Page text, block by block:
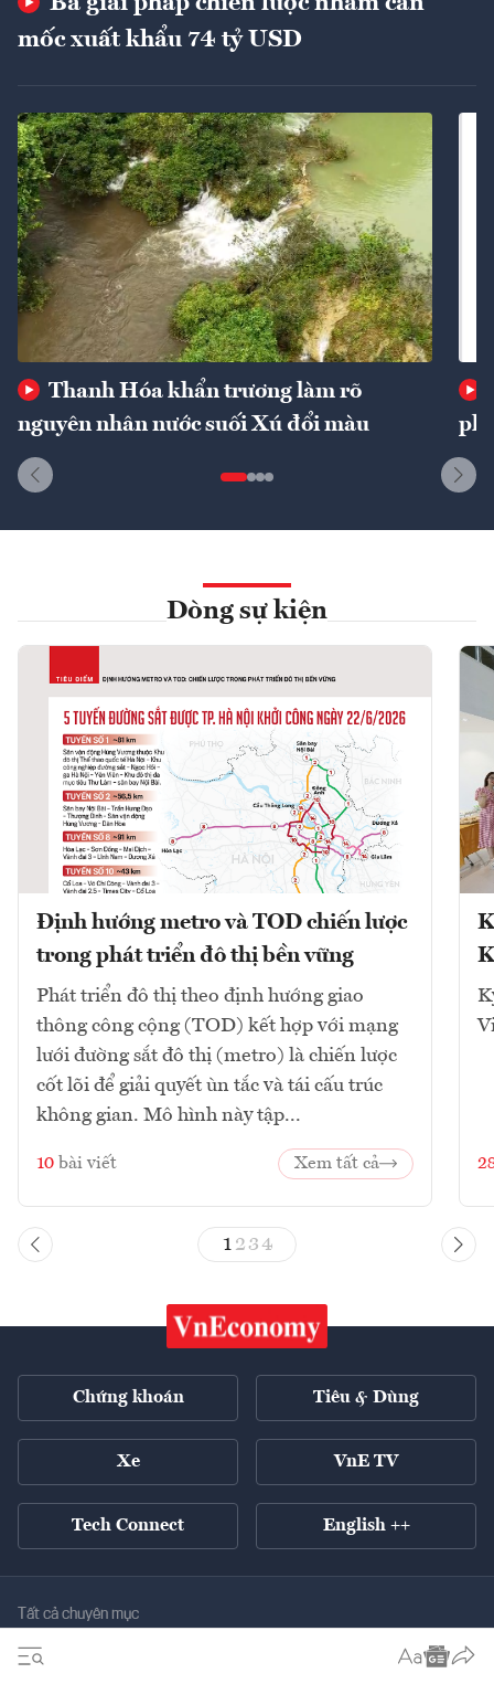
mốc xuất khẩu 74 tỷ USD
Thanh Hóa khẩn trương làm rõ
nguyên nhân nước suối Xú đổi màu
phí
Dòng sự kiện
Định hướng metro và TOD chiến lược
trong phát triển đô thị bền vững
Phát triển đô thị theo định hướng giao
thông công cộng (TOD) kết hợp với mạng
lưới đường sắt đô thị (metro) là chiến lược
cốt lõi để giải quyết ùn tắc và tái cấu trúc
không gian. Mô hình này tập...
10 bài viết Xem tất cả
1 23 4
Chứng khoán Tiêu & Dùng
Xe VnE TV
Tech Connect English ++
Tất cả chuyên mục
Kinh tế xanh